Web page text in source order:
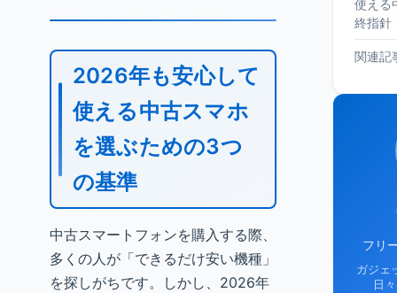
2026年も安心して
使える中古スマホ
を選ぶための3つ
の基準
中古スマートフォンを購入する際、
多くの人が「できるだけ安い機種」
を探しがちです。しかし、2026年
使える
終指針
関連記
フリ
ガジェ
日